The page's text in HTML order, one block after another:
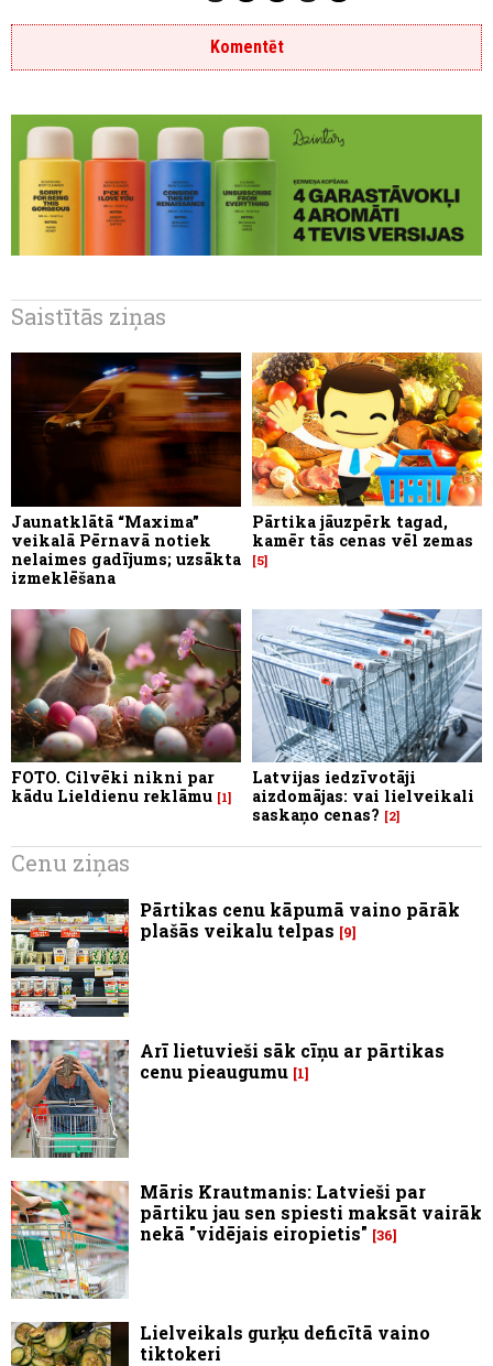
Komentēt
Saistītās ziņas
Jaunatklātā “Maxima”
veikalā Pērnavā notiek
nelaimes gadījums; uzsākta
izmeklēšana
Pārtika jāuzpērk tagad,
kamēr tās cenas vēl zemas
5
FOTO. Cilvēki nikni par
kādu Lieldienu reklāmu 1
Latvijas iedzīvotāji
aizdomājas: vai lielveikali
saskaņo cenas?
2
Cenu ziņas
Pārtikas cenu kāpumā vaino pārāk
plašās veikalu telpas
9
Arī lietuvieši sāk cīņu ar pārtikas
cenu pieaugumu 1
Māris Krautmanis: Latvieši par
pārtiku jau sen spiesti maksāt vairāk
nekā "vidējais eiropietis" 36
Lielveikals gurķu deficītā vaino
tiktokeri